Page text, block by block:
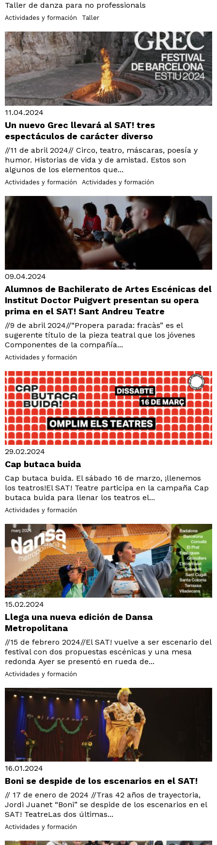
Taller de danza para no professionals
Actividades y formación Taller
11.04.2024
Un nuevo Grec llevará al SAT! tres
espectáculos de carácter diverso
//11 de abril 2024// Circo, teatro, máscaras, poesía y
humor. Historias de vida y de amistad. Estos son
algunos de los elementos que...
Actividades y formación Actividades y formación
09.04.2024
Alumnos de Bachilerato de Artes Escénicas del
Institut Doctor Puigvert presentan su opera
prima en el SAT! Sant Andreu Teatre
//9 de abril 2024//“Propera parada: fracàs” es el
sugerente título de la pieza teatral que los jóvenes
Componentes de la compañía...
Actividades y formación
29.02.2024
Cap butaca buida
Cap butaca buida. El sábado 16 de marzo, ¡llenemos
los teatros!El SAT! Teatre participa en la campaña Cap
butaca buida para llenar los teatros el...
Actividades y formación
15.02.2024
Llega una nueva edición de Dansa
Metropolitana
//15 de febrero 2024//El SAT! vuelve a ser escenario del
festival con dos propuestas escénicas y una mesa
redonda Ayer se presentó en rueda de...
Actividades y formación
16.01.2024
Boni se despide de los escenarios en el SAT!
// 17 de enero de 2024 //Tras 42 años de trayectoria,
Jordi Juanet “Boni” se despide de los escenarios en el
SAT! TeatreLas dos últimas...
Actividades y formación